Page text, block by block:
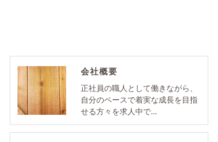
会社概要
正社員の職人として働きながら、
自分のペースで着実な成長を目指
せる方々を求人中で…